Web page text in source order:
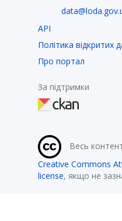
API
Політика відкритих
Про портал
За підтримки
Весь
Creative Commons
license, якщо не